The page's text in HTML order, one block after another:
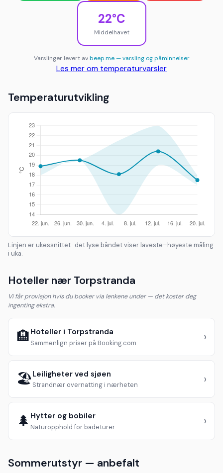
22°C
Middelhavet
Varslinger levert avbeep.me — varsling og påminnelser
Les mer om temperaturvarsler
Temperaturutvikling
Linjen er ukessnittet · det lyse båndet viser laveste–høyeste måling
i uka.
Hoteller nær Torpstranda
Vi får provisjon hvis du booker via lenkene under — det koster deg
ingenting ekstra.
🏨 Hoteller i Torpstranda
Sammenlign priser på Booking.com ›
🏖️ Leiligheter ved sjøen
Strandnær overnatting i nærheten ›
🌲 Hytter og bobiler
Naturopphold for badeturer ›
Sommerutstyr — anbefalt